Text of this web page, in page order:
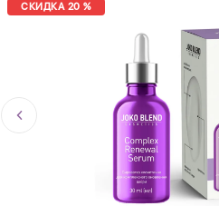
СКИДКА 20 %